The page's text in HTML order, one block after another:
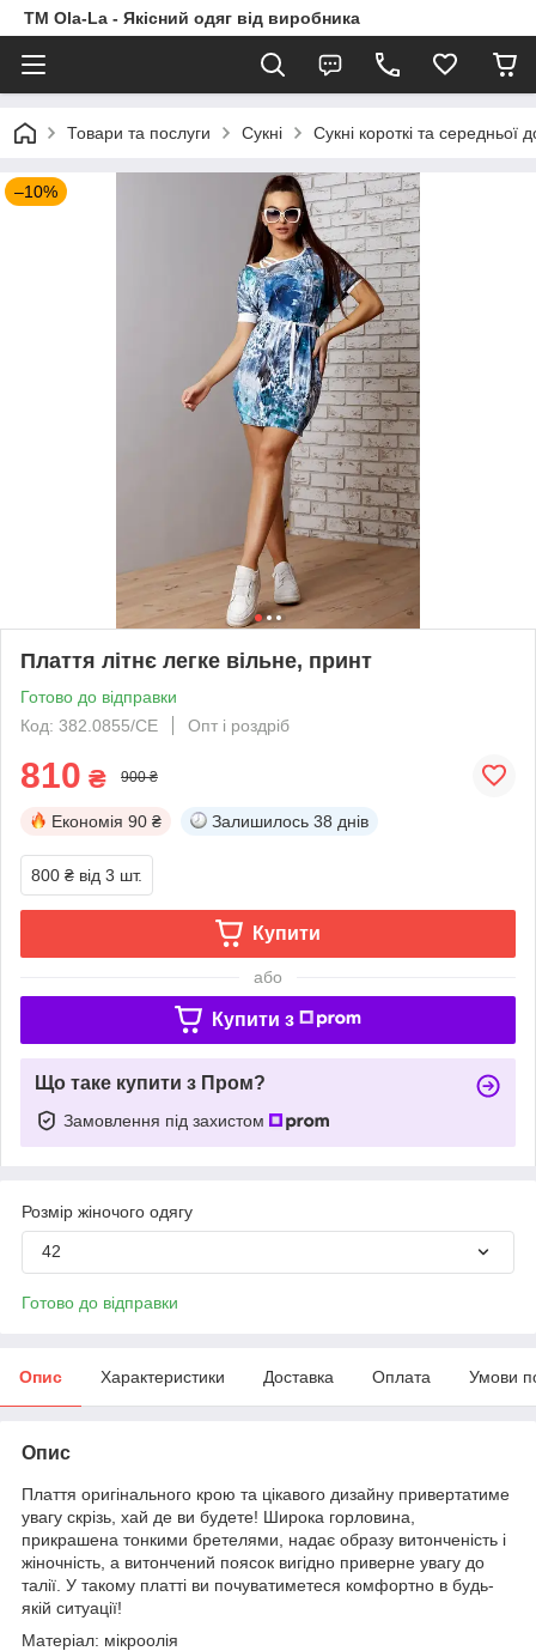
TM Ola-La - Якісний одяг від виробника
Товари та послуги Сукні Сукні короткі та середньої
–10%
Плаття літнє легке вільне, принт
Готово до відправки
Код: 382.0855/СЕ
Опт і роздріб
810 ₴ 900 ₴
Економія 90 ₴ Залишилось 38 днів
800 ₴ від 3 шт.
Купити
або
Купити з
Що таке купити з Пром?
Замовлення під захистом
Розмір жіночого одягу
42
Готово до відправки
Опис Характеристики Доставка Оплата Умови
Опис
Плаття оригінального крою та цікавого дизайну привертатиме
увагу скрізь, хай де ви будете! Широка горловина,
прикрашена тонкими бретелями, надає образу витонченість і
жіночність, а витончений поясок вигідно приверне увагу до
талії. У такому платті ви почуватиметеся комфортно в будь-
якій ситуації!
Матеріал: мікроолія